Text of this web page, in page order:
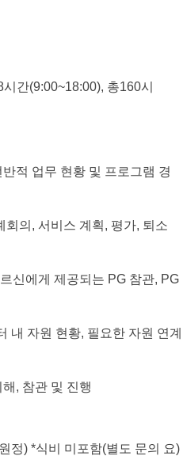
시간(9:00~18:00), 총160시
적 업무 현황 및 프로그램 경
회의 , 서비스 계획, 평가, 퇴소
신에게 제공되는 PG 참관, PG
내 자원 현황, 필요한 자원 연계
, 참관 및 진행
정) *식비 미포함(별도 문의 요)